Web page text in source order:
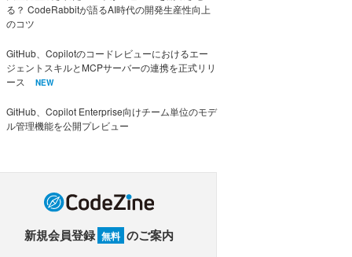
る？ CodeRabbitが語るAI時代の開発生産性向上
のコツ
GitHub、Copilotのコードレビューにおけるエー
ジェントスキルとMCPサーバーの連携を正式リリ
ース
NEW
GitHub、Copilot Enterprise向けチーム単位のモデ
ル管理機能を公開プレビュー
新規会員登録 無料 のご案内